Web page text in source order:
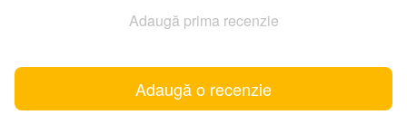
Adaugă prima recenzie
Adaugă o recenzie